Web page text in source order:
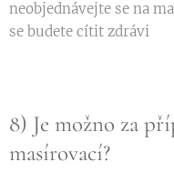
neobjednávejte se na
se budete cítit zdrávi
8) Je možno za
masírovací?